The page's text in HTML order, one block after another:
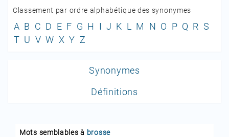
Classement par ordre alphabétique des synonymes
A B C D E F G H I J K L M N O P Q R S
T U V W X Y Z
Synonymes
Définitions
Mots semblables à brosse